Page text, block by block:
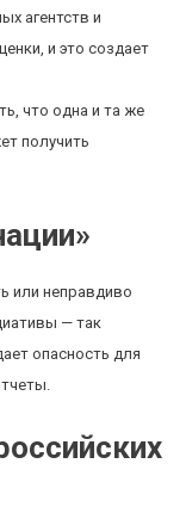
агентств и
и это создает
что одна и та же
получить
или неправдиво
— так
опасность для